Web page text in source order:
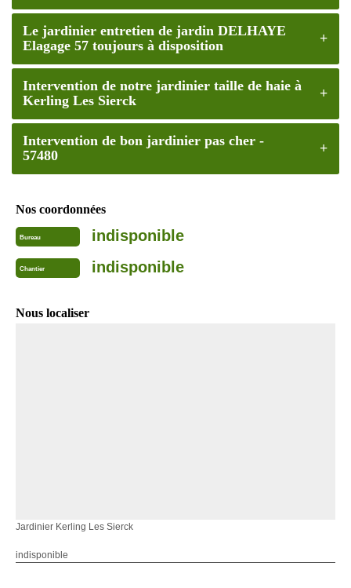
Le jardinier entretien de jardin DELHAYE
Elagage 57 toujours à disposition
Intervention de notre jardinier taille de haie à
Kerling Les Sierck
Intervention de bon jardinier pas cher -
57480
Nos coordonnées
Bureau indisponible
Chantier indisponible
Nous localiser
Jardinier Kerling Les Sierck
indisponible